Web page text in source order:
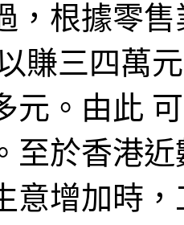
，根據零
賺三四萬
元。由此
至於香港
意增加時